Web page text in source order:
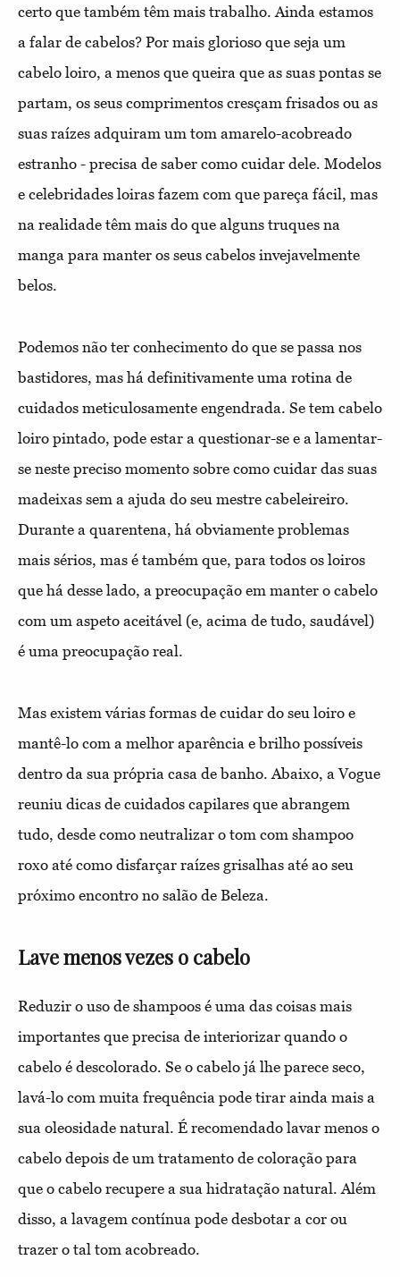
certo que também têm mais trabalho. Ainda estamos
a falar de cabelos? Por mais glorioso que seja um
cabelo loiro, a menos que queira que as suas pontas se
partam, os seus comprimentos cresçam frisados ou as
suas raízes adquiram um tom amarelo-acobreado
estranho - precisa de saber como cuidar dele. Modelos
e celebridades loiras fazem com que pareça fácil, mas
na realidade têm mais do que alguns truques na
manga para manter os seus cabelos invejavelmente
belos.
Podemos não ter conhecimento do que se passa nos
bastidores, mas há definitivamente uma rotina de
cuidados meticulosamente engendrada. Se tem cabelo
loiro pintado, pode estar a questionar-se e a lamentar-
se neste preciso momento sobre como cuidar das suas
madeixas sem a ajuda do seu mestre cabeleireiro.
Durante a quarentena, há obviamente problemas
mais sérios, mas é também que, para todos os loiros
que há desse lado, a preocupação em manter o cabelo
com um aspeto aceitável (e, acima de tudo, saudável)
é uma preocupação real.
Mas existem várias formas de cuidar do seu loiro e
mantê-lo com a melhor aparência e brilho possíveis
dentro da sua própria casa de banho. Abaixo, a Vogue
reuniu dicas de cuidados capilares que abrangem
tudo, desde como neutralizar o tom com shampoo
roxo até como disfarçar raízes grisalhas até ao seu
próximo encontro no salão de Beleza.
Lave menos vezes o cabelo
Reduzir o uso de shampoos é uma das coisas mais
importantes que precisa de interiorizar quando o
cabelo é descolorado. Se o cabelo já lhe parece seco,
lavá-lo com muita frequência pode tirar ainda mais a
sua oleosidade natural. É recomendado lavar menos o
cabelo depois de um tratamento de coloração para
que o cabelo recupere a sua hidratação natural. Além
disso, a lavagem contínua pode desbotar a cor ou
trazer o tal tom acobreado.